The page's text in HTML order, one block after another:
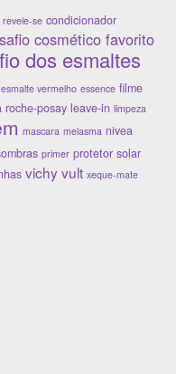
revele-se condicionador
cosmético favorito
dos esmaltes
esmalte vermelho essence filme
roche-posay leave-in limpeza
mascara melasma nivea
primer protetor solar
vichyvult xeque-mate